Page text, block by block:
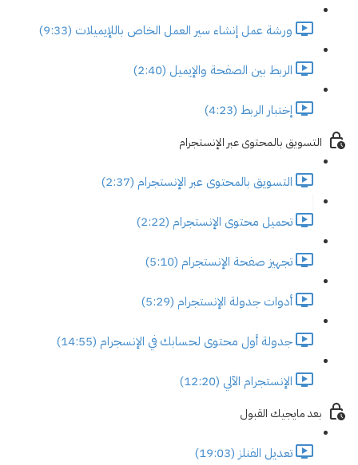
ورشة عمل إنشاء سير العمل الخاص باللإيميلات (9:33)
الربط بين الصفحة والإيميل (2:40)
إختبار الربط (4:23)
التسويق بالمحتوى عبر الإنستجرام
التسويق بالمحتوى عبر الإنستجرام (2:37)
تحميل محتوى الإنستجرام (2:22)
تجهيز صفحة الإنستجرام (5:10)
أدوات جدولة الإنستجرام (5:29)
جدولة أول محتوى لحسابك في الإنسجرام (14:55)
الإنستجرام الآلي (12:20)
بعد مايجيك القبول
تعديل الفنلز (19:03)